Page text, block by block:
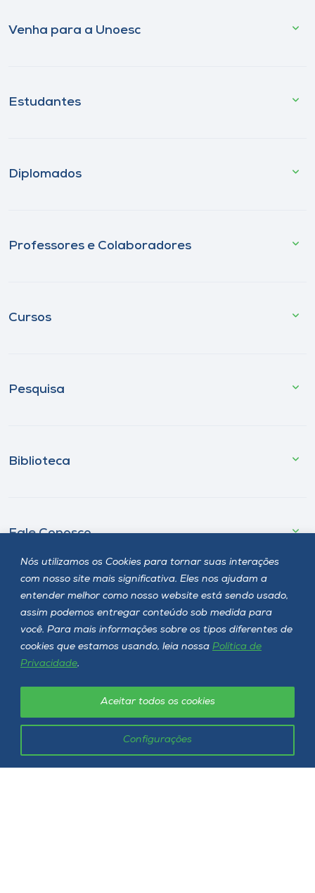
Nós utilizamos os Cookies para tornar suas interações
com nosso site mais significativa. Eles nos ajudam a
entender melhor como nosso website está sendo usado,
assim podemos entregar conteúdo sob medida para
você. Para mais informações sobre os tipos diferentes de
cookies que estamos usando, leia nossa Política de
Privacidade.
Configurações
Aceitar todos os cookies
Venha para a Unoesc
Estudantes
Diplomados
Professores e Colaboradores
Cursos
Pesquisa
Biblioteca
Fale Conosco
Onde estamos
Selecione o campus
Rua Getúlio Vargas, 2125 - Bairro Flor da Serra
Joaçaba - SC - CEP 89600-000
Telefone (49) 3551-2000
Siga a Unoesc